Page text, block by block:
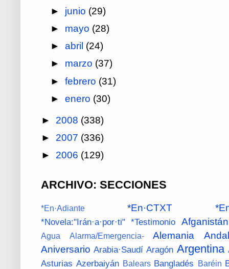
► junio (29)
► mayo (28)
► abril (24)
► marzo (37)
► febrero (31)
► enero (30)
► 2008 (338)
► 2007 (336)
► 2006 (129)
ARCHIVO: SECCIONES
*En·Adiante *En·CTXT
*Novela:"Irán·a·por·ti" *Testimonio Afganistán
Agua Alarma/Emergencia- Alemania
Aniversario Arabia·Saudí Aragón Argentina
Asturias Azerbaiyán Balears Bangladés Baréin